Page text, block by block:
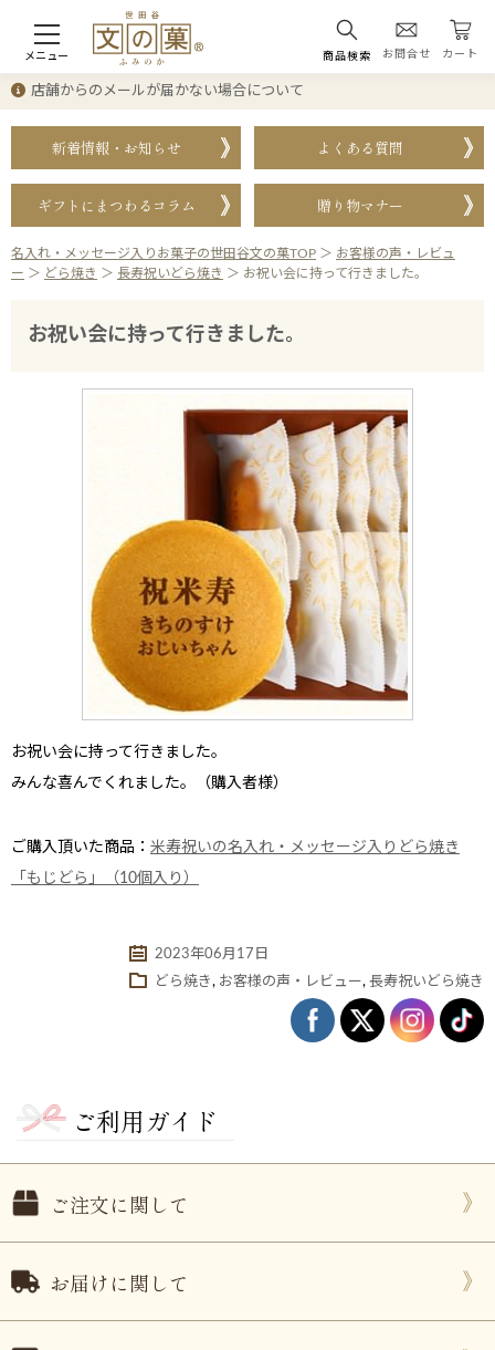
メニュー 商品検索 お問合せ カート
退職・異動の挨拶におすすめのお菓子ギ
もらっ
店舗からのメールが届かない場合について
新着情報・お知らせ よくある質問
ギフトにまつわるコラム 贈り物マナー
名入れ・メッセージ入りお菓子の世田谷文の菓TOP ＞ お客様の声・レビュ
ー ＞ どら焼き ＞ 長寿祝いどら焼き ＞ お祝い会に持って行きました。
お祝い会に持って行きました。
お祝い会に持って行きました。
みんな喜んでくれました。（購入者様）
ご購入頂いた商品： 米寿祝いの名入れ・メッセージ入りどら焼き
「もじどら」（10個入り）
2023年06月17日
どら焼き, お客様の声・レビュー, 長寿祝いどら焼き
ご利用ガイド
ご注文に関して
お届けに関して